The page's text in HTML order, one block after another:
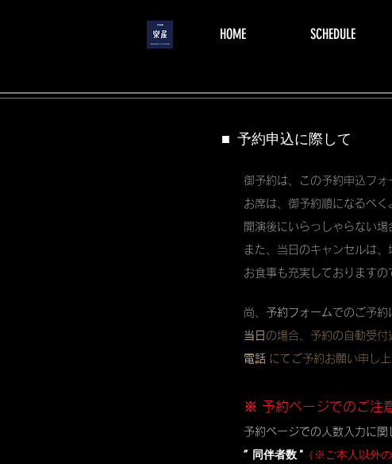
menu HOME SCHEDULE
■ 予約申込に際して
御予約は、この予約申込フ
お席は、御予約順になるべく
開演後にいらっしゃらない
また、当日のキャンセルは
お食事も充実しております
尚、 予約フォームでのご予
当日 の場合、予約の自動受付
電話 にてご予約お願い申し上
※ 予約ページでのご注
予約ページでの人数入力に
” 同伴者数 " （※ご本人以外の